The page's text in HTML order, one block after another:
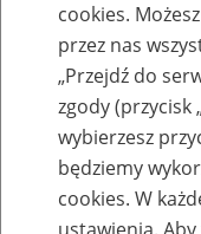
Szkolenia
Zaproś ZUS
cookies.
przez nas
„Przejdź do
zgody (przycisk
wybierzesz
będziemy
cookies. W